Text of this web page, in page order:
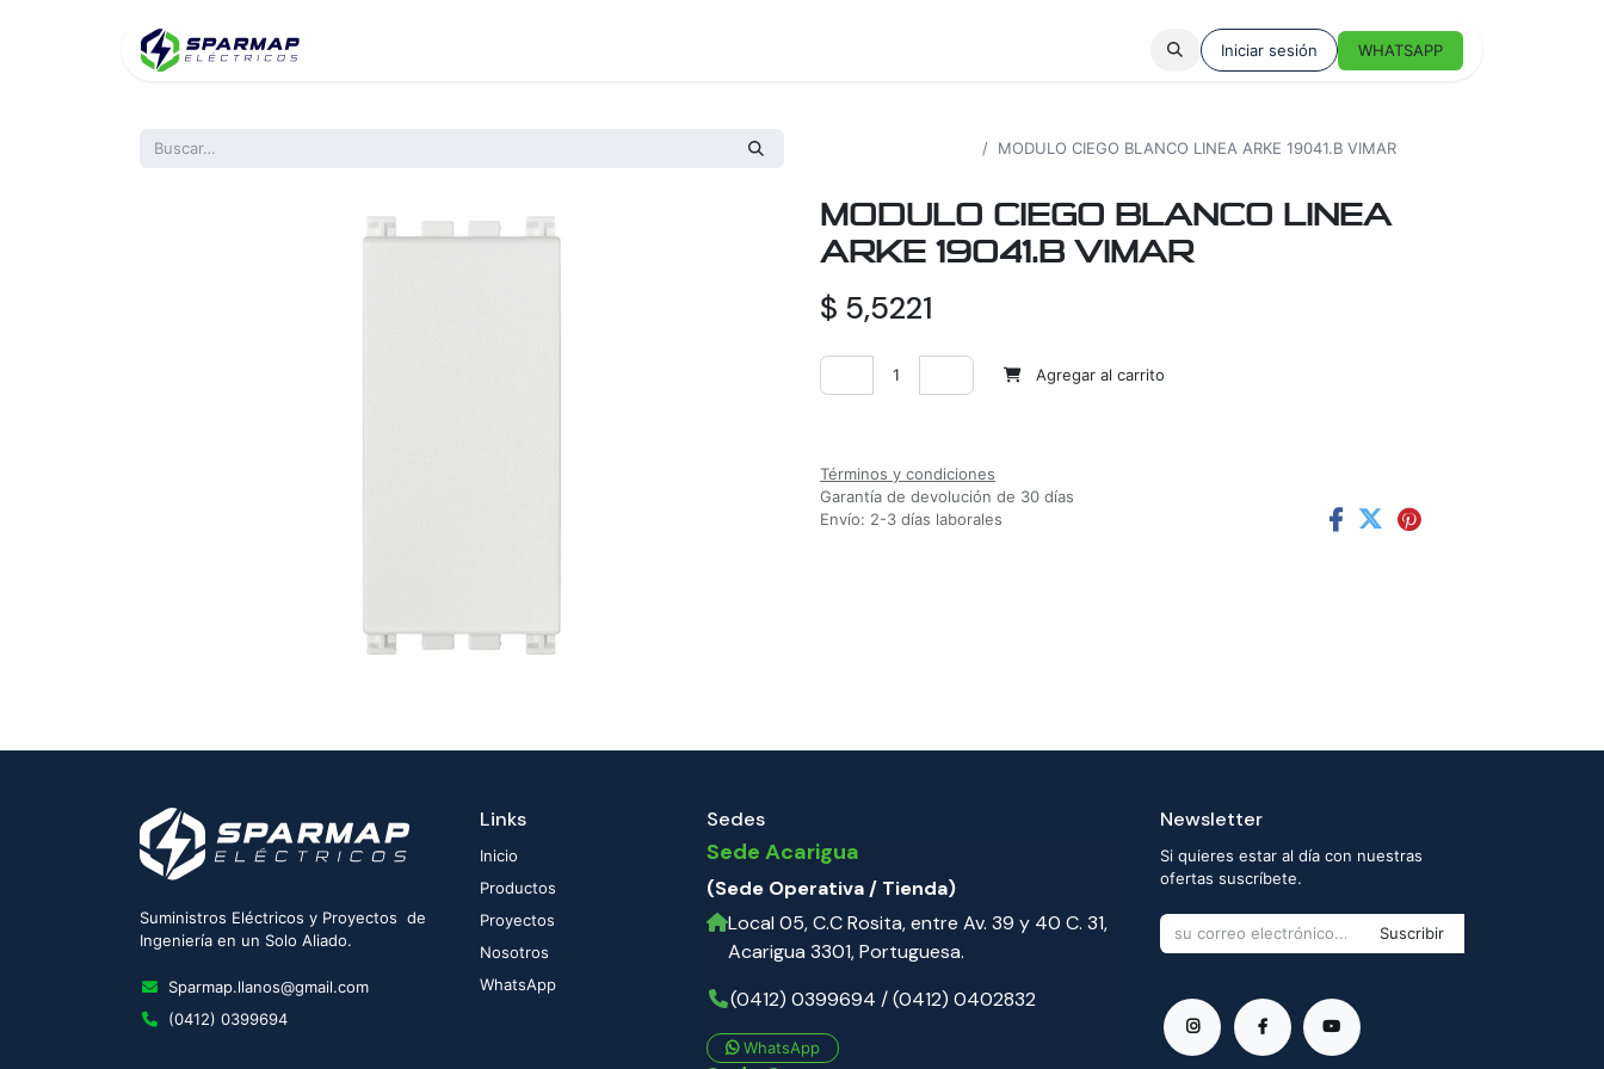
Iniciar sesión WHATSAPP
MODULO CIEGO BLANCO LINEA ARKE 19041.B VIMAR
MODULO CIEGO BLANCO LINEA
ARKE 19041.B VIMAR
$ 5,5221
Agregar al carrito
Términos y condiciones
Garantía de devolución de 30 días
Envío: 2-3 días laborales
Suministros Eléctricos y Proyectos de
Ingeniería en un Solo Aliado.
Sparmap.llanos@gmail.com
(0412) 0399694
Links
Inicio
Productos
Proyectos
Nosotros
WhatsApp
Sedes
Sede Acarigua
(Sede Operativa / Tienda)
Local 05, C.C Rosita, entre Av. 39 y 40 C. 31,
Acarigua 3301, Portuguesa.
(0412) 0399694 / (0412) 0402832
WhatsApp
Newsletter
Si quieres estar al día con nuestras
ofertas suscríbete.
Suscribir